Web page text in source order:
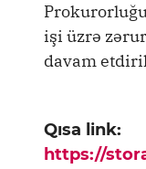
işi üzrə
davam
Qısa link:
https://